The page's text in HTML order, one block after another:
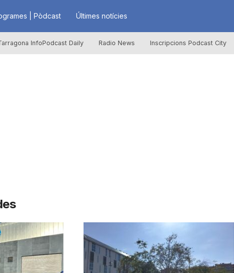
| Pòdcast Últimes notícies
InfoPodcast Daily Radio News Inscripcions Podcast City